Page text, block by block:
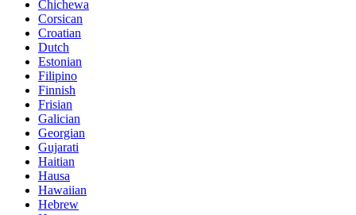
Chichewa
Corsican
Croatian
Dutch
Estonian
Filipino
Finnish
Frisian
Galician
Georgian
Gujarati
Haitian
Hausa
Hawaiian
Hebrew